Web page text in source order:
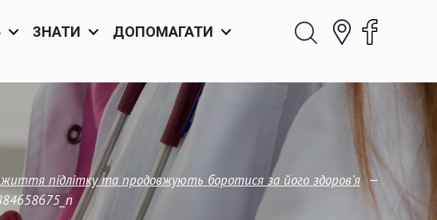
ЗНАТИ ДОПОМАГАТИ
підлітку та продовжують боротися за його здоров’я —